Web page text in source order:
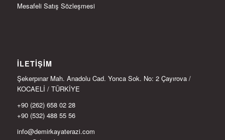
Mesafeli Satış Sözleşmesi
İLETIŞIM
Şekerpınar Mah. Anadolu Cad. Yonca Sok. No: 2 Çayırova /
KOCAELİ / TÜRKİYE
+90 (262) 658 02 28
+90 (532) 488 55 56
info@demirkayaterazi.com